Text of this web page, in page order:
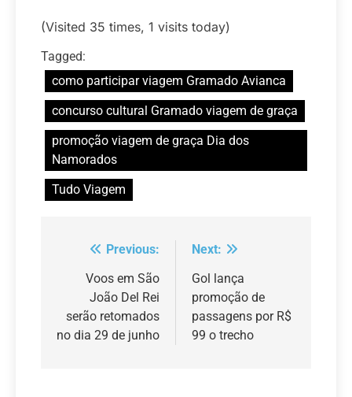
(Visited 35 times, 1 visits today)
Tagged:
como participar viagem Gramado Avianca
concurso cultural Gramado viagem de graça
promoção viagem de graça Dia dos
Namorados
Tudo Viagem
Navegação
Post
Previous:
Voos em São
João Del Rei
serão retomados
no dia 29 de junho
Next:
Gol lança
promoção de
passagens por R$
99 o trecho